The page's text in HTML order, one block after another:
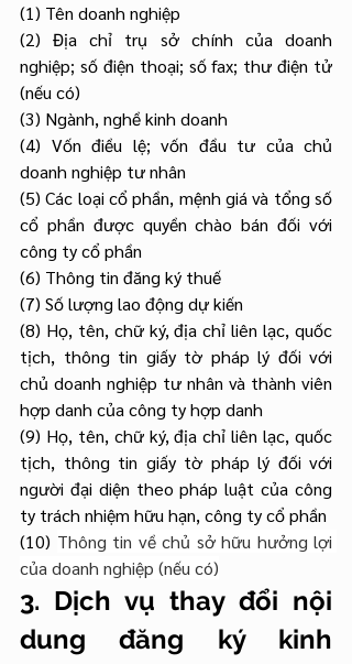
(1) Tên doanh nghiệp
(2) Địa chỉ trụ sở chính của doanh
nghiệp; số điện thoại; số fax; thư điện tử
(nếu có)
(3) Ngành, nghề kinh doanh
(4) Vốn điều lệ; vốn đầu tư của chủ
doanh nghiệp tư nhân
(5) Các loại cổ phần, mệnh giá và tổng số
cổ phần được quyền chào bán đối với
công ty cổ phần
(6) Thông tin đăng ký thuế
(7) Số lượng lao động dự kiến
(8) Họ, tên, chữ ký, địa chỉ liên lạc, quốc
tịch, thông tin giấy tờ pháp lý đối với
chủ doanh nghiệp tư nhân và thành viên
hợp danh của công ty hợp danh
(9) Họ, tên, chữ ký, địa chỉ liên lạc, quốc
tịch, thông tin giấy tờ pháp lý đối với
người đại diện theo pháp luật của công
ty trách nhiệm hữu hạn, công ty cổ phần
(10) Thông tin về chủ sở hữu hưởng lợi
của doanh nghiệp (nếu có)
3. Dịch vụ thay đổi nội
dung đăng ký kinh